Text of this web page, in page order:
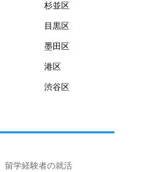
杉並区
目黒区
墨田区
港区
渋谷区
留学経験者の就活